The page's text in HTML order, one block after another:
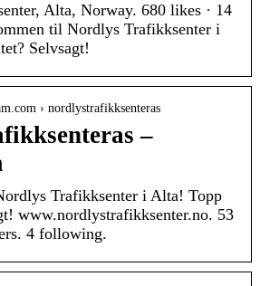
Alta, Norway. 680 likes · 14
til Nordlys Trafikksenter i
Selvsagt!
› nordlystrafikksenteras
–
Trafikksenter i Alta! Topp
www.nordlystrafikksenter.no. 53
4 following.